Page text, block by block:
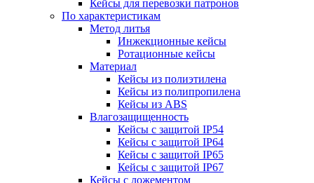
Кейсы для перевозки патронов
По характеристикам
Метод литья
Инжекционные кейсы
Ротационные кейсы
Материал
Кейсы из полиэтилена
Кейсы из полипропилена
Кейсы из ABS
Влагозащищенность
Кейсы c защитой IP54
Кейсы c защитой IP64
Кейсы c защитой IP65
Кейсы c защитой IP67
Кейсы с ложементом